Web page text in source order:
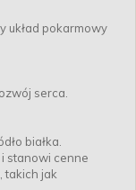
układ pokarmowy
serca.
białka.
stanowi cenne
takich jak